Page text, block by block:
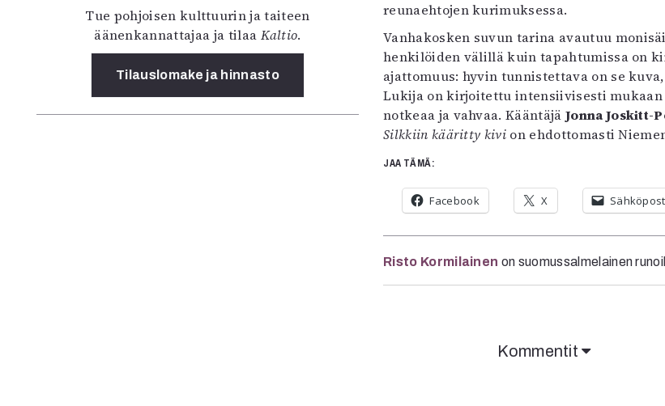
reunaehtojen kurimuksessa.
Vanhakosken suvun tarina avautuu
henkilöiden välillä kuin tapahtumissa on
ajattomuus: hyvin tunnistettava on se
Lukija on kirjoitettu intensiivisesti
notkeaa ja vahvaa. Kääntäjä Jonna Joskitt-
Silkkiin kääritty kivi on ehdottomasti
JAA TÄMÄ:
Facebook X
Risto Kormilainen on suomussalmelainen
Tue pohjoisen kulttuurin ja taiteen
äänenkannattajaa ja tilaa Kaltio.
Tilauslomake ja hinnasto
Kommentit